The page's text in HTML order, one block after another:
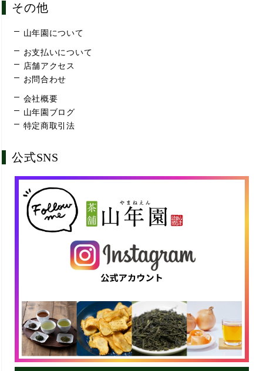
その他
山年園について
お支払いについて
店舗アクセス
お問合わせ
会社概要
山年園ブログ
特定商取引法
公式SNS